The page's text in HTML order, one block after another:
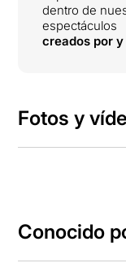
dentro de
espectáculos
creados por
Fotos y
Conocido